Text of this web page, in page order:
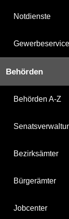
Notdienste
Gewerbeservice
Behörden
Behörden A-Z
Bezirksämter
Bürgerämter
Jobcenter